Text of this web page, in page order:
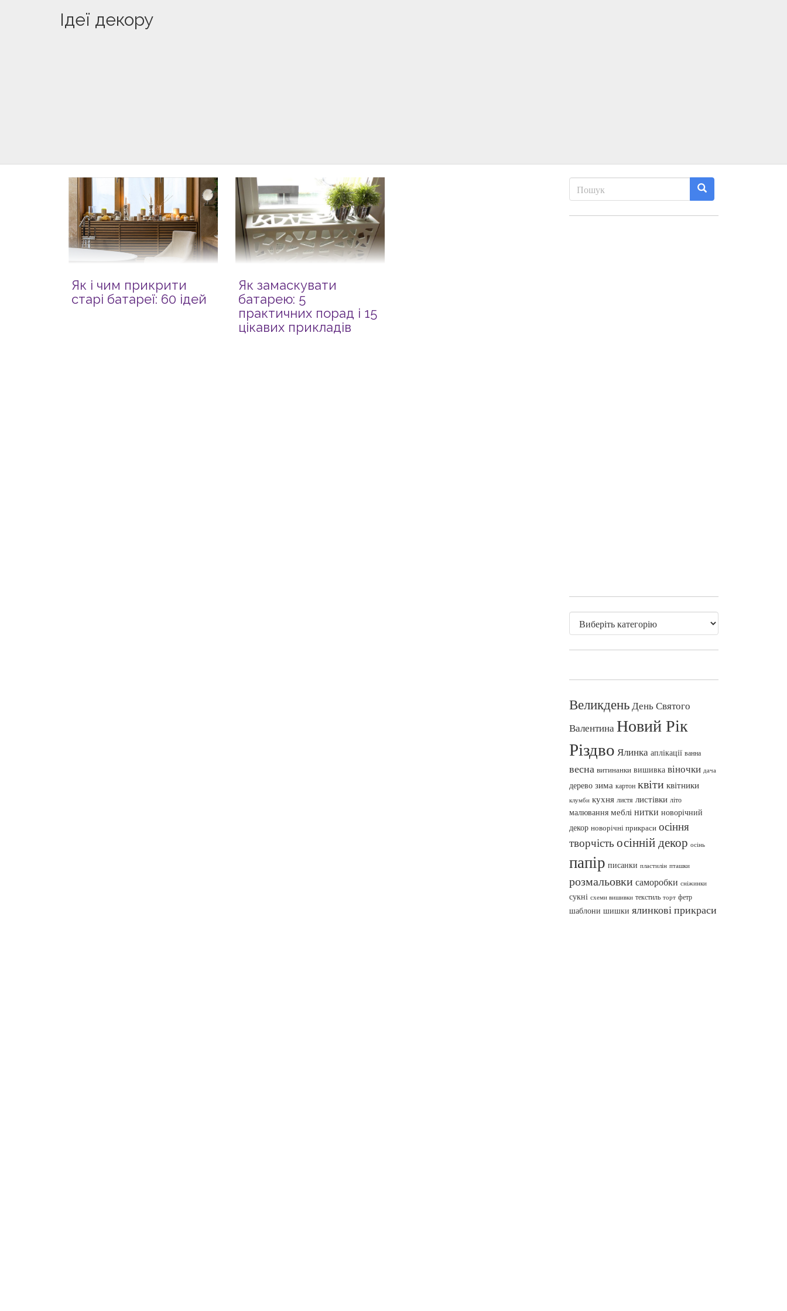
Ідеї декору
Як і чим прикрити
старі батареї: 60 ідей
Як замаскувати
батарею: 5
практичних порад і 15
цікавих прикладів
ВеликденьДень Святого
ВалентинаНовий Рік
Різдво Ялинка аплікації ванна
весна витинанки вишивка віночки дача
дерево зима картон квіти квітники
клумби кухня листя листівки літо
малювання меблі нитки новорічний
декор новорічні прикраси осіння
творчість осінній декор осінь
папір писанки пластилін пташки
розмальовки саморобки сніжинки
сукні схеми вишивки текстиль торт фетр
шаблони шишки ялинкові прикраси